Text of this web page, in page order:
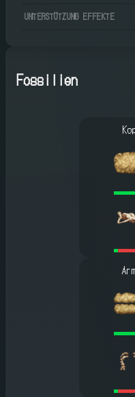
UNTERSTÜTZUNG EFFEKTE
Fossilien